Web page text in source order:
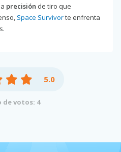
precisión de tiro que
Space Survivorte enfrenta
5.0
de votos: 4